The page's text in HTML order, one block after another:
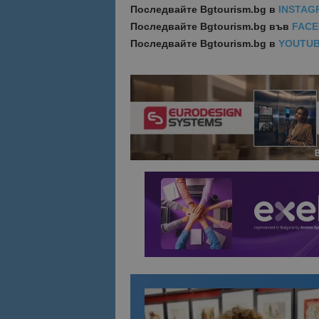
Последвайте Bgtourism.bg в
Последвайте Bgtourism.bg във
Последвайте Bgtourism.bg в
is_unique
_ga_B09EBBY8PY
_ga_FK650GXHRZ
Име
sc_is_visitor_unique